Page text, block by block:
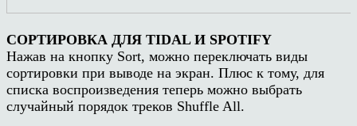
СОРТИРОВКА ДЛЯ TIDAL И SPOTIFY
Нажав на кнопку Sort, можно переключать виды
сортировки при выводе на экран. Плюс к тому, для
списка воспроизведения теперь можно выбрать
случайный порядок треков Shuffle All.